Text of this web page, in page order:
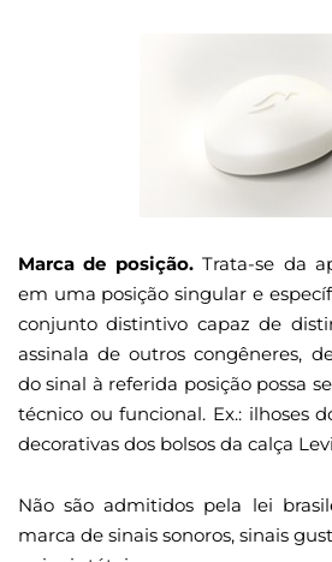
Marca de posição.Trata-se da
em uma posição singular e
conjunto distintivo capaz de
assinala de outros congêneres,
do sinal à referida posição possa
técnico ou funcional. Ex.: ilhoses
decorativas dos bolsos da calça
Não são admitidos pela lei
marca de sinais sonoros, sinais